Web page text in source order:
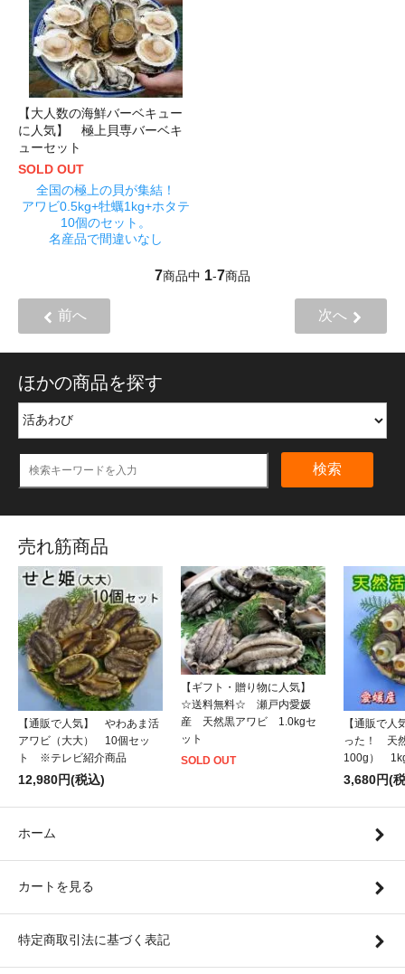
【大人数の海鮮バーベキュー
に人気】 極上貝専バーベキ
ューセット
SOLD OUT
全国の極上の貝が集結！
アワビ0.5kg+牡蠣1kg+ホタテ
10個のセット。
名産品で間違いなし
7商品中 1-7商品
前へ 次へ
ほかの商品を探す
検索
売れ筋商品
【通販で人気】 やわあま活
アワビ（大大） 10個セッ
ト ※テレビ紹介商品
12,980円(税込)
【ギフト・贈り物に人気】
☆送料無料☆ 瀬戸内愛媛
産 天然黒アワビ 1.0kgセ
ット
SOLD OUT
【通販で
った！ 天
100g）
3,680円(
ホーム
カートを見る
特定商取引法に基づく表記